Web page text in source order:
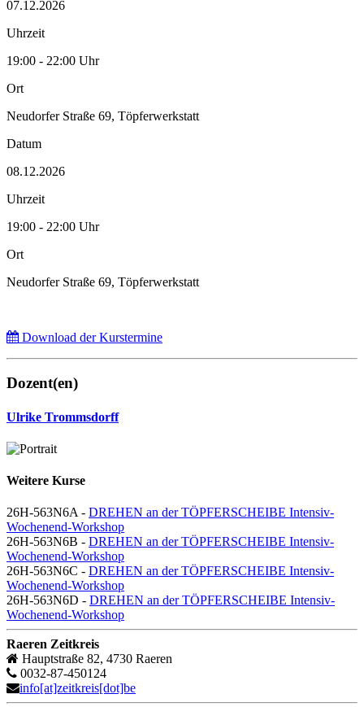
07.12.2026
Uhrzeit
19:00 - 22:00 Uhr
Ort
Neudorfer Straße 69, Töpferwerkstatt
Datum
08.12.2026
Uhrzeit
19:00 - 22:00 Uhr
Ort
Neudorfer Straße 69, Töpferwerkstatt
Download der Kurstermine
Dozent(en)
Ulrike Trommsdorff
Weitere Kurse
26H-563N6A - DREHEN an der TÖPFERSCHEIBE Intensiv-
Wochenend-Workshop
26H-563N6B - DREHEN an der TÖPFERSCHEIBE Intensiv-
Wochenend-Workshop
26H-563N6C - DREHEN an der TÖPFERSCHEIBE Intensiv-
Wochenend-Workshop
26H-563N6D - DREHEN an der TÖPFERSCHEIBE Intensiv-
Wochenend-Workshop
Raeren Zeitkreis
Hauptstraße 82, 4730 Raeren
0032-87-450124
info[at]zeitkreis[dot]be